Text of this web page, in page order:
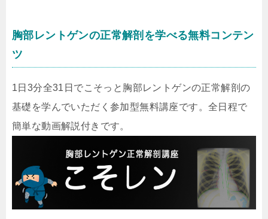
胸部レントゲンの正常解剖を学べる無料コンテン
ツ
1日3分全31日でこそっと胸部レントゲンの正常解剖の
基礎を学んでいただく参加型無料講座です。全日程で
簡単な動画解説付きです。